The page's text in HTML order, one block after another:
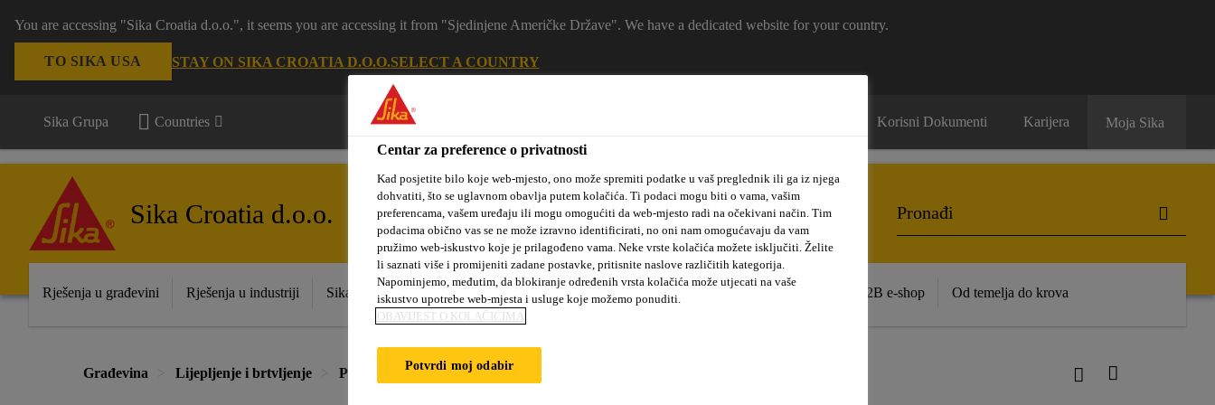
You are accessing "Sika Croatia d.o.o.", it seems you are accessing it from "Sjedinjene Američke Države". We have a dedicated website for your country.
TO SIKA USA STAY ON SIKA CROATIA D.O.O.SELECT A COUNTRY
Sika Grupa Countries Korisni Dokumenti Karijera Moja Sika
Sika Croatia d.o.o.
Rješenja u građevini Rješenja u industriji Sika prodajna mjesta Novosti #dobrakemija O nama Projekti i reference B2B e-shop Od temelja do krova
Građevina Lijepljenje i brtvljenje Program za polaganje drvenih podova
Centar za preference o privatnosti
Kad posjetite bilo koje web-mjesto, ono može spremiti podatke u vaš preglednik ili ga iz njega
dohvatiti, što se uglavnom obavlja putem kolačića. Ti podaci mogu biti o vama, vašim
preferencama, vašem uređaju ili mogu omogućiti da web-mjesto radi na očekivani način. Tim
podacima obično vas se ne može izravno identificirati, no oni nam omogućavaju da vam
pružimo web-iskustvo koje je prilagođeno vama. Neke vrste kolačića možete isključiti. Želite
li saznati više i promijeniti zadane postavke, pritisnite naslove različitih kategorija.
Napominjemo, međutim, da blokiranje određenih vrsta kolačića može utjecati na vaše
iskustvo upotrebe web-mjesta i usluge koje možemo ponuditi.
OBAVIJEST O KOLAČIĆIMA
Potvrdi moj odabir